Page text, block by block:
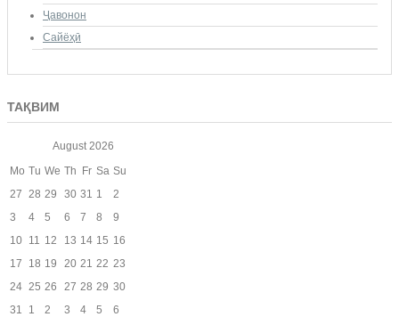
Ҷавонон
Сайёҳӣ
ТАҚВИМ
August 2026
Mo Tu We Th Fr Sa Su
27 28 29 30 31 1
2
3
4 5 6 7 8
9
10 11 12 13 14 15 16
17
18 19 20 21 22 23
24 25 26 27 28 29 30
31
1 2 3 4 5 6